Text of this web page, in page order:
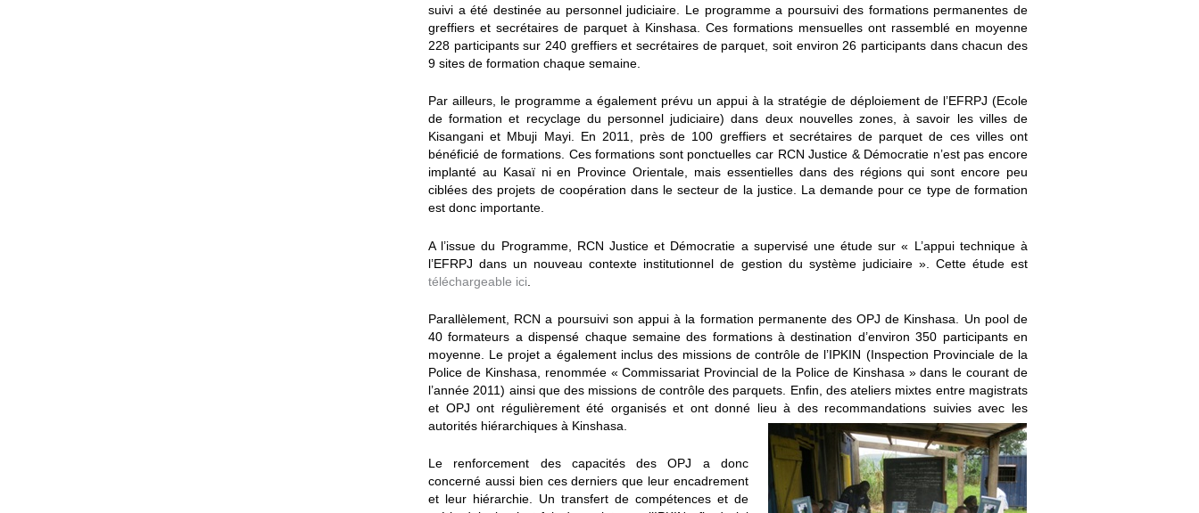
suivi a été destinée au personnel judiciaire. Le programme a poursuivi des formations permanentes de
greffiers et secrétaires de parquet à Kinshasa. Ces formations mensuelles ont rassemblé en moyenne
228 participants sur 240 greffiers et secrétaires de parquet, soit environ 26 participants dans chacun des
9 sites de formation chaque semaine.
Par ailleurs, le programme a également prévu un appui à la stratégie de déploiement de l’EFRPJ (Ecole
de formation et recyclage du personnel judiciaire) dans deux nouvelles zones, à savoir les villes de
Kisangani et Mbuji Mayi. En 2011, près de 100 greffiers et secrétaires de parquet de ces villes ont
bénéficié de formations. Ces formations sont ponctuelles car RCN Justice & Démocratie n’est pas encore
implanté au Kasaï ni en Province Orientale, mais essentielles dans des régions qui sont encore peu
ciblées des projets de coopération dans le secteur de la justice. La demande pour ce type de formation
est donc importante.
A l’issue du Programme, RCN Justice et Démocratie a supervisé une étude sur « L’appui technique à
l’EFRPJ dans un nouveau contexte institutionnel de gestion du système judiciaire ». Cette étude est
téléchargeable ici
Parallèlement, RCN a poursuivi son appui à la formation permanente des OPJ de Kinshasa. Un pool de
40 formateurs a dispensé chaque semaine des formations à destination d’environ 350 participants en
moyenne. Le projet a également inclus des missions de contrôle de l’IPKIN (Inspection Provinciale de la
Police de Kinshasa, renommée « Commissariat Provincial de la Police de Kinshasa » dans le courant de
l’année 2011) ainsi que des missions de contrôle des parquets. Enfin, des ateliers mixtes entre magistrats
et OPJ ont régulièrement été organisés et ont donné lieu à des recommandations suivies avec les
autorités hiérarchiques à Kinshasa.
Le renforcement des capacités des OPJ a donc
concerné aussi bien ces derniers que leur encadrement
et leur hiérarchie. Un transfert de compétences et de